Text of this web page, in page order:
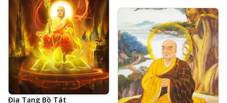
Địa Tạng Bồ Tát